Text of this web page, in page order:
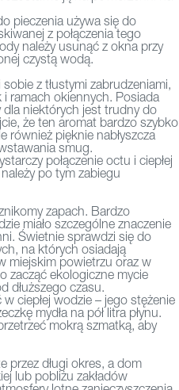
pieczenia używa się do
z połączenia tego
należy usunąć z okna przy
czystą wodą.
z tłustymi zabrudzeniami,
ramach okiennych. Posiada
niektórych jest trudny do
że ten aromat bardzo szybko
również pięknie nabłyszcza
smug.
połączenie octu i ciepłej
po tym zabiegu
zapach. Bardzo
miało szczególne znaczenie
Świetnie sprawdzi się do
na których osiadają
miejskim powietrzu oraz w
zacząć ekologiczne mycie
dłuższego czasu.
ciepłej wodzie – jego stężenie
mydła na pół litra płynu.
mokrą szmatką, aby
przez długi okres, a dom
lub pobliżu zakładów